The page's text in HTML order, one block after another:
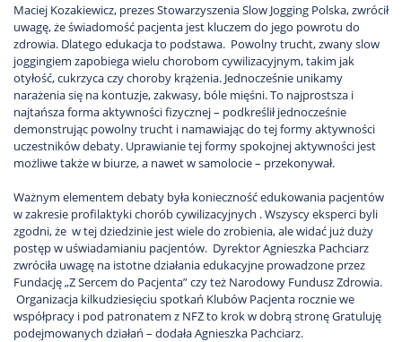
Maciej Kozakiewicz, prezes Stowarzyszenia Slow Jogging Polska, zwrócił
uwagę, że świadomość pacjenta jest kluczem do jego powrotu do
zdrowia. Dlatego edukacja to podstawa. Powolny trucht, zwany slow
joggingiem zapobiega wielu chorobom cywilizacyjnym, takim jak
otyłość, cukrzyca czy choroby krążenia. Jednocześnie unikamy
narażenia się na kontuzje, zakwasy, bóle mięśni. To najprostsza i
najtańsza forma aktywności fizycznej – podkreślił jednocześnie
demonstrując powolny trucht i namawiając do tej formy aktywności
uczestników debaty. Uprawianie tej formy spokojnej aktywności jest
możliwe także w biurze, a nawet w samolocie – przekonywał.
Ważnym elementem debaty była konieczność edukowania pacjentów
w zakresie profilaktyki chorób cywilizacyjnych . Wszyscy eksperci byli
zgodni, że w tej dziedzinie jest wiele do zrobienia, ale widać już duży
postęp w uświadamianiu pacjentów. Dyrektor Agnieszka Pachciarz
zwróciła uwagę na istotne działania edukacyjne prowadzone przez
Fundację „Z Sercem do Pacjenta” czy też Narodowy Fundusz Zdrowia.
Organizacja kilkudziesięciu spotkań Klubów Pacjenta rocznie we
współpracy i pod patronatem z NFZ to krok w dobrą stronę Gratuluję
podejmowanych działań – dodała Agnieszka Pachciarz.